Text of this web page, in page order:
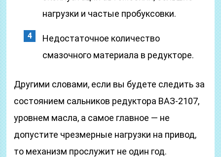
нагрузки и частые пробуксовки.
Недостаточное количество
смазочного материала в редукторе.
Другими словами, если вы будете следить за
состоянием сальников редуктора ВАЗ-2107,
уровнем масла, а самое главное — не
допустите чрезмерные нагрузки на привод,
то механизм прослужит не один год.